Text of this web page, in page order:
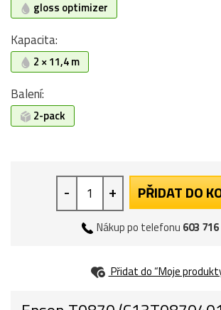
gloss optimizer
Kapacita:
2 × 11,4 m
Balení:
2-pack
- + PŘIDAT DO
Nákup po telefonu 603
Přidat do “Moje